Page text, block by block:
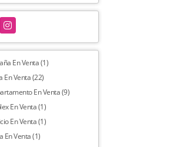
Instagram
En Venta (1)
En Venta (22)
En Venta (9)
En Venta (1)
En Venta (1)
En Venta (1)